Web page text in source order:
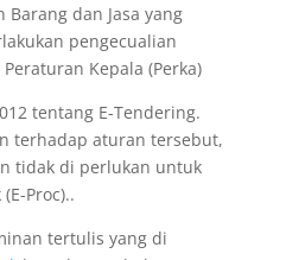
Barang dan Jasa yang
pengecualian
Kepala (Perka)
tentang E-Tendering.
terhadap aturan tersebut,
tidak di perlukan untuk
Proc)..
tertulis yang di